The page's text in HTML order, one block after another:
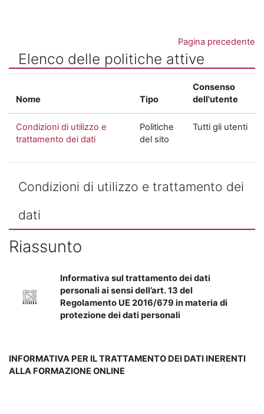
Pagina precedente
Elenco delle politiche attive
Nome Tipo
Consenso
dell'utente
Condizioni di utilizzo e
trattamento dei dati
Politiche
del sito
Tutti gli utenti
Condizioni di utilizzo e trattamento dei
dati
Riassunto
Informativa sul trattamento dei dati
personali ai sensi dell’art. 13 del
Regolamento UE 2016/679 in materia di
protezione dei dati personali
INFORMATIVA PER IL TRATTAMENTO DEI DATI INERENTI
ALLA FORMAZIONE ONLINE